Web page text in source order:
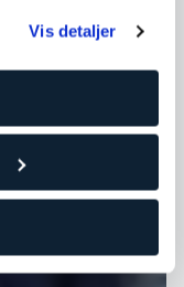
Vis detaljer